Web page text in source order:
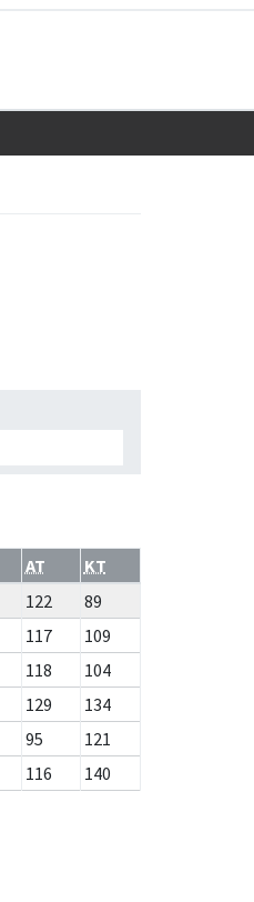
AT
KT
122
89
117
109
118
104
129
134
95
121
116 140